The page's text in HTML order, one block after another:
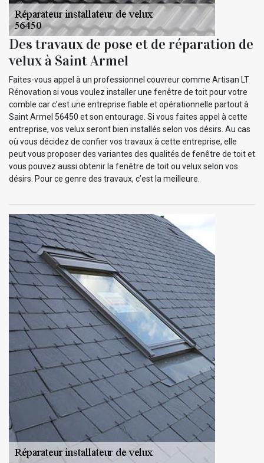
Des travaux de pose et de réparation de
velux à Saint Armel
Faites-vous appel à un professionnel couvreur comme Artisan LT
Rénovation si vous voulez installer une fenêtre de toit pour votre
comble car c’est une entreprise fiable et opérationnelle partout à
Saint Armel 56450 et son entourage. Si vous faites appel à cette
entreprise, vos velux seront bien installés selon vos désirs. Au cas
où vous décidez de confier vos travaux à cette entreprise, elle
peut vous proposer des variantes des qualités de fenêtre de toit et
vous pouvez aussi obtenir la fenêtre de toit ou velux selon vos
désirs. Pour ce genre des travaux, c’est la meilleure.